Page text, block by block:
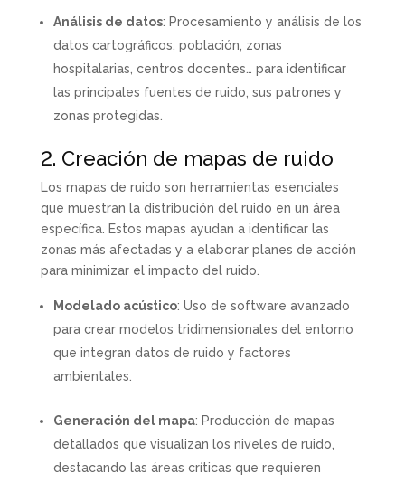
Análisis de datos: Procesamiento y análisis de los
datos cartográficos, población, zonas
hospitalarias, centros docentes… para identificar
las principales fuentes de ruido, sus patrones y
zonas protegidas.
2. Creación de mapas de ruido
Los mapas de ruido son herramientas esenciales
que muestran la distribución del ruido en un área
específica. Estos mapas ayudan a identificar las
zonas más afectadas y a elaborar planes de acción
para minimizar el impacto del ruido.
Modelado acústico: Uso de software avanzado
para crear modelos tridimensionales del entorno
que integran datos de ruido y factores
ambientales.
Generación del mapa: Producción de mapas
detallados que visualizan los niveles de ruido,
destacando las áreas críticas que requieren